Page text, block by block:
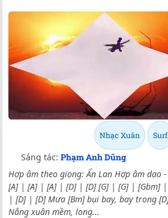
Nhạc Xuân Surf
Sáng tác: Phạm Anh Dũng
Hợp âm theo giọng: Ẩn Lan Hợp âm dạo
[A] | [A] | [A] | [D] | [D] [G] | [G] | [Gbm]
| [D] | [D] Mưa [Bm] bụi bay, bay trong
Nắng xuân mềm, long...